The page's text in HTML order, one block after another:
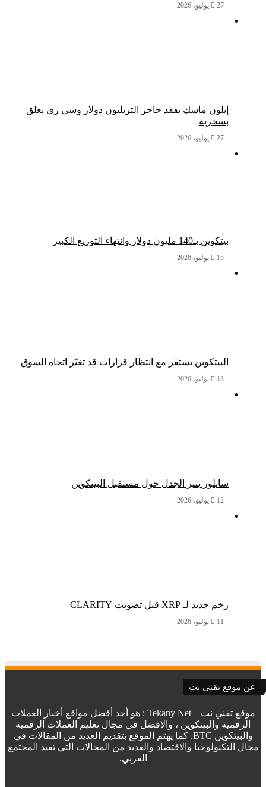
27 يوليو، 2026
إيلون ماسك يفقد حاجز التريليون دولار وسي زي يعلق
بسخرية
27 يوليو، 2026
بيتكوين بـ140 مليون دولار وانتهاء التوزيع الكبير
15 يوليو، 2026
البيتكوين يستقر مع انتظار قرارات قد تغيّر اتجاه السوق
13 يوليو، 2026
سايلور يثير الجدل حول مستقبل البيتكوين
12 يوليو، 2026
زخم جديد لـ XRP قبل تصويت CLARITY
11 يوليو، 2026
عن موقع تقني نت
موقع تقني نت – Tekany Net : هو أحد أفضل مواقع أخبار العملات
الرقمية والبيتكوين ، والافضل في مجال تعليم العملات الرقمية
والبيتكوين BTC. كما يهتم الموقع بتقديم العديد من المقالات في
مجال التكنولوجيا والاقتصاد والعديد من المجالات التي تفيد المجتمع
العربي.